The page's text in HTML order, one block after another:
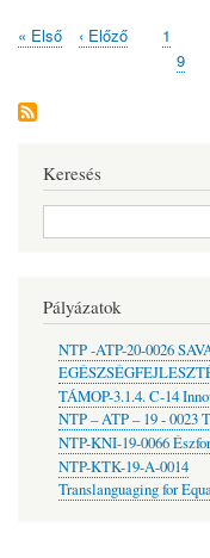
04.
04.)
Oldalszámozás
Első
« Első
Előző
‹ Előző Oldal
1
Oldal
9
Keresés
Keresés
Pályázatok
NTP -ATP-20-0026
TÁMOP-3.1.4. C-14
NTP – ATP – 19 - 0023
NTP-KNI-19-0066
NTP-KTK-19-A-0014
Translanguaging for